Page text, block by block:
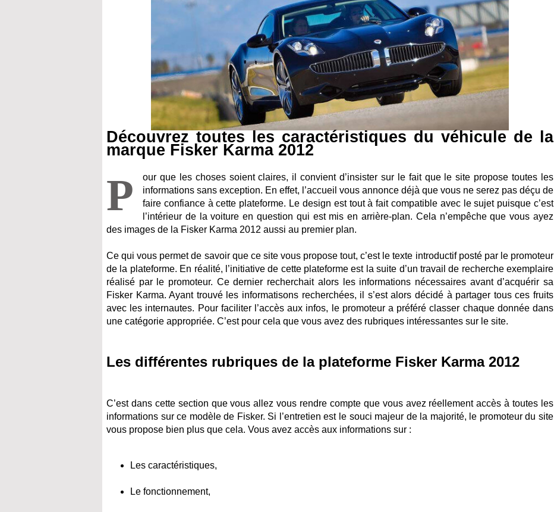
Découvrez toutes les caractéristiques du véhicule de la
marque Fisker Karma 2012
P
our que les choses soient claires, il convient d’insister sur le fait que le site propose toutes les
informations sans exception. En effet, l’accueil vous annonce déjà que vous ne serez pas déçu de
faire confiance à cette plateforme. Le design est tout à fait compatible avec le sujet puisque c’est
l’intérieur de la voiture en question qui est mis en arrière-plan. Cela n’empêche que vous ayez
des images de la Fisker Karma 2012 aussi au premier plan.
Ce qui vous permet de savoir que ce site vous propose tout, c’est le texte introductif posté par le promoteur
de la plateforme. En réalité, l’initiative de cette plateforme est la suite d’un travail de recherche exemplaire
réalisé par le promoteur. Ce dernier recherchait alors les informations nécessaires avant d’acquérir sa
Fisker Karma. Ayant trouvé les informatisons recherchées, il s’est alors décidé à partager tous ces fruits
avec les internautes. Pour faciliter l’accès aux infos, le promoteur a préféré classer chaque donnée dans
une catégorie appropriée. C’est pour cela que vous avez des rubriques intéressantes sur le site.
Les différentes rubriques de la plateforme Fisker Karma 2012
C’est dans cette section que vous allez vous rendre compte que vous avez réellement accès à toutes les
informations sur ce modèle de Fisker. Si l’entretien est le souci majeur de la majorité, le promoteur du site
vous propose bien plus que cela. Vous avez accès aux informations sur :
Les caractéristiques,
Le fonctionnement,